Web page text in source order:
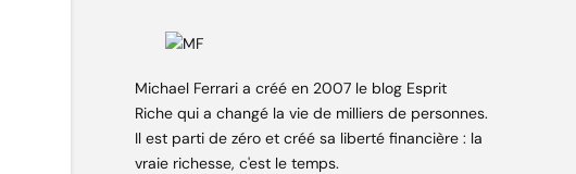
Michael Ferrari a créé en 2007 le blog Esprit
Riche qui a changé la vie de milliers de personnes.
Il est parti de zéro et créé sa liberté financière : la
vraie richesse, c'est le temps.